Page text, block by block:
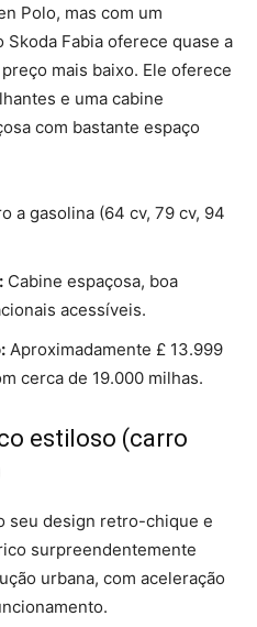
Polo, mas com um
Fabia oferece quase a
mais baixo. Ele oferece
e uma cabine
com bastante espaço
a gasolina (64 cv, 79 cv, 94
Cabine espaçosa, boa
acessíveis.
Aproximadamente £ 13.999
cerca de 19.000 milhas.
estiloso (carro
seu design retro-chique e
surpreendentemente
urbana, com aceleração